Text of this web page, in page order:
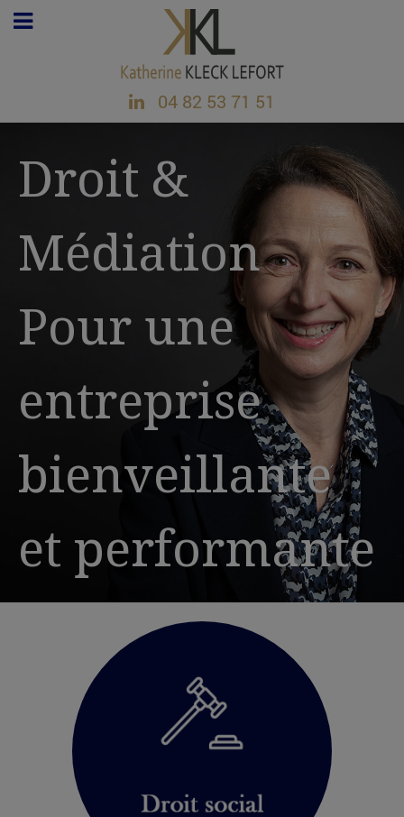
04 82 53 71 51
Droit &
Médiation
Pour une
entreprise
bienveillante
et performante